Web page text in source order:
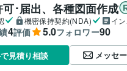
･届出、各種図面作成
機密保持契約(NDA) イ
4評価 5.0フォロワー90
見積り相談 メッセ